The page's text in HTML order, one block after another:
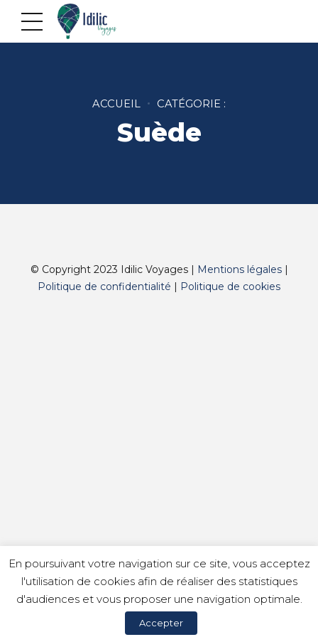
ACCUEIL CATÉGORIE :
Suède
© Copyright 2023 Idilic Voyages | Mentions légales |
Politique de confidentialité | Politique de cookies
En poursuivant votre navigation sur ce site, vous acceptez
l'utilisation de cookies afin de réaliser des statistiques
d'audiences et vous proposer une navigation optimale.
Accepter